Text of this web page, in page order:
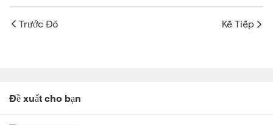
Trước Đó Kế Tiếp
Đề xuất cho bạn